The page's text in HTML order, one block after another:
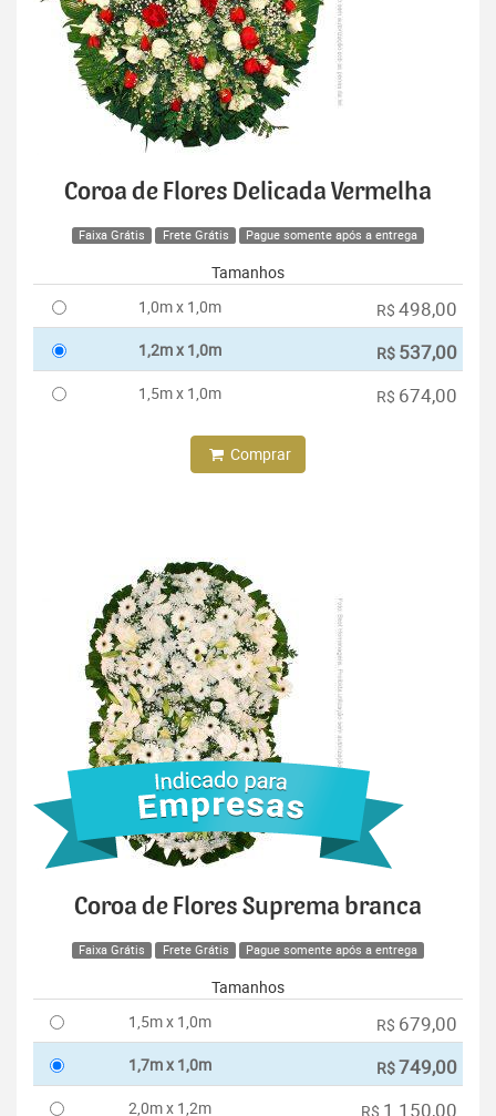
Coroa de Flores Delicada Vermelha
Faixa Grátis Frete Grátis Pague somente após a entrega
Tamanhos
1,0m x 1,0m
R$ 498,00
1,2m x 1,0m R$ 537,00
1,5m x 1,0m R$ 674,00
Comprar
Coroa de Flores Suprema branca
Faixa Grátis Frete Grátis Pague somente após a entrega
Tamanhos
1,5m x 1,0m
R$ 679,00
1,7m x 1,0m R$749,00
2,0m x 1,2m R$ 1.150,00